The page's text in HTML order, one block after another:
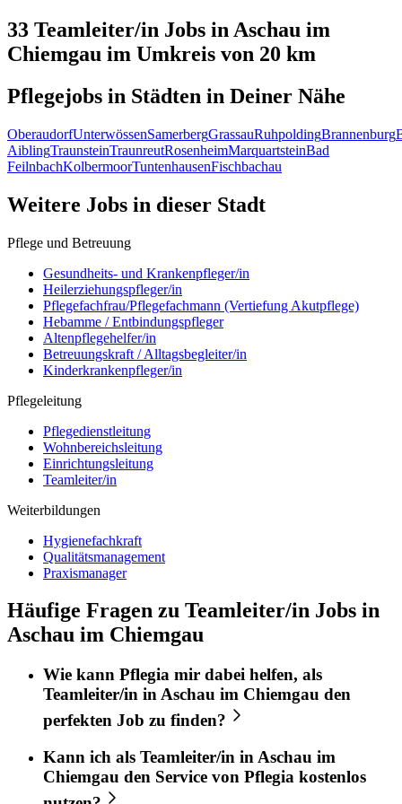
33 Teamleiter/in Jobs in Aschau im
Chiemgau im Umkreis von 20 km
Pflegejobs in Städten in Deiner Nähe
OberaudorfUnterwössenSamerbergGrassauRuhpoldingBrannenburg
AiblingTraunsteinTraunreutRosenheimMarquartsteinBad
FeilnbachKolbermoorTuntenhausenFischbachau
Weitere Jobs in dieser Stadt
Pflege und Betreuung
Gesundheits- und Krankenpfleger/in
Heilerziehungspfleger/in
Pflegefachfrau/Pflegefachmann (Vertiefung Akutpflege)
Hebamme / Entbindungspfleger
Altenpflegehelfer/in
Betreuungskraft / Alltagsbegleiter/in
Kinderkrankenpfleger/in
Pflegeleitung
Pflegedienstleitung
Wohnbereichsleitung
Einrichtungsleitung
Teamleiter/in
Weiterbildungen
Hygienefachkraft
Qualitätsmanagement
Praxismanager
Häufige Fragen zu Teamleiter/in Jobs in
Aschau im Chiemgau
Wie kann Pflegia mir dabei helfen, als
Teamleiter/in inAschau im Chiemgau den
perfekten Job zu finden?
Kann ich als Teamleiter/in in Aschau im
Chiemgau den Service von Pflegia kostenlos